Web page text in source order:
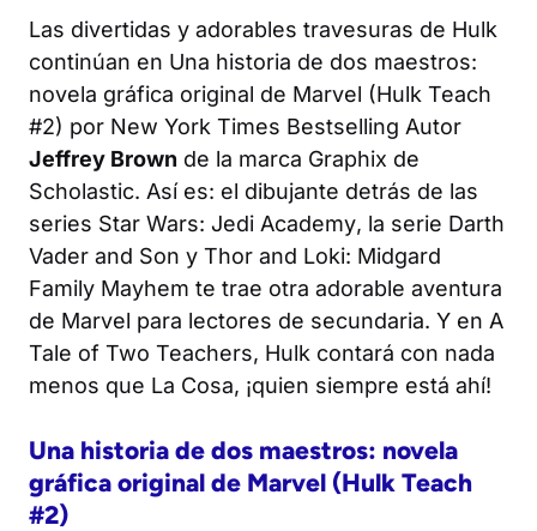
Las divertidas y adorables travesuras de Hulk
continúan en Una historia de dos maestros:
novela gráfica original de Marvel (Hulk Teach
#2) por New York Times Bestselling Autor
Jeffrey Brown de la marca Graphix de
Scholastic. Así es: el dibujante detrás de las
series Star Wars: Jedi Academy, la serie Darth
Vader and Son y Thor and Loki: Midgard
Family Mayhem te trae otra adorable aventura
de Marvel para lectores de secundaria. Y en A
Tale of Two Teachers, Hulk contará con nada
menos que La Cosa, ¡quien siempre está ahí!
Una historia de dos maestros: novela
gráfica original de Marvel (Hulk Teach
#2)